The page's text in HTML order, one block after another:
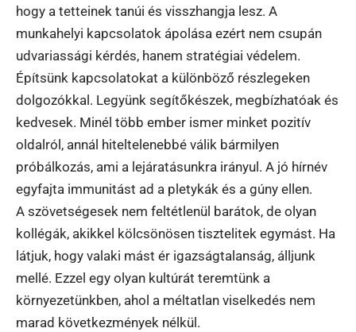
hogy a tetteinek tanúi és visszhangja lesz. A
munkahelyi kapcsolatok ápolása ezért nem csupán
udvariassági kérdés, hanem stratégiai védelem.
Építsünk kapcsolatokat a különböző részlegeken
dolgozókkal. Legyünk segítőkészek, megbízhatóak és
kedvesek. Minél több ember ismer minket pozitív
oldalról, annál hiteltelenebbé válik bármilyen
próbálkozás, ami a lejáratásunkra irányul. A jó hírnév
egyfajta immunitást ad a pletykák és a gúny ellen.
A szövetségesek nem feltétlenül barátok, de olyan
kollégák, akikkel kölcsönösen tisztelitek egymást. Ha
látjuk, hogy valaki mást ér igazságtalanság, álljunk
mellé. Ezzel egy olyan kultúrát teremtünk a
környezetünkben, ahol a méltatlan viselkedés nem
marad következmények nélkül.